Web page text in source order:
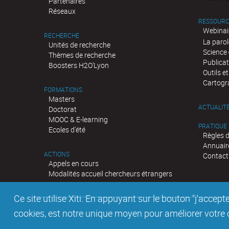
Ce site utilise Xiti. En appuyant sur le bouton
cookies, est notre unique moyen pour améliorer votre
Réseaux
RECHERCHE
Unités de recherche
Thèmes de recherche
Boosters H2O'Lyon
FORMATIONS
Masters
Doctorat
MOOC & E-learning
Ecoles d'été
ACTIONS
Appels en cours
Modalités accueil chercheurs étrangers
La
Outils
PRATIQUE
Règles
Contact